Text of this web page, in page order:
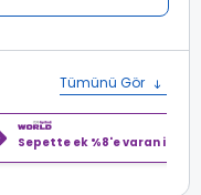
Tümünü Gör
Sepette ek %8'e varan